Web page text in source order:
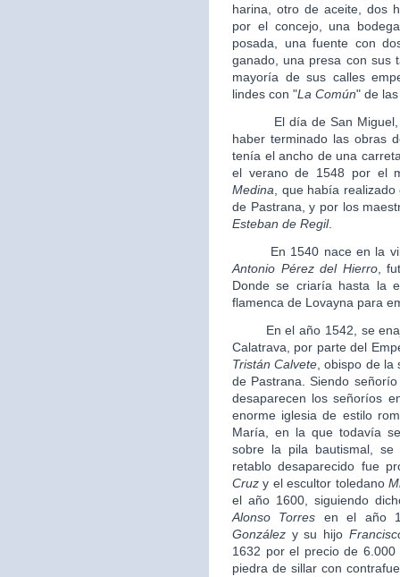
harina, otro de aceite, dos
por el concejo, una
posada, una fuente con
ganado, una presa con sus
mayoría de sus calles
lindes con "La Común" de
El día de San Miguel, el
haber terminado las obras
tenía el ancho de una
el verano de 1548 por el
Medina , que había
de Pastrana, y por los
Esteban de Regil.
En 1540 nace en la villa
Antonio Pérez del Hierro,
Donde se criaría hasta la
flamenca de Lovayna para
En el año 1542, se
Calatrava, por parte del
Tristán Calvete, obispo de la
de Pastrana. Siendo
desaparecen los señoríos
enorme iglesia de estilo
María, en la que todavía
sobre la pila bautismal,
retablo desaparecido fue
Cruz y el escultor toledano
el año 1600, siguiendo
Alonso Torres en el año
González y su hijo
1632 por el precio de
piedra de sillar con